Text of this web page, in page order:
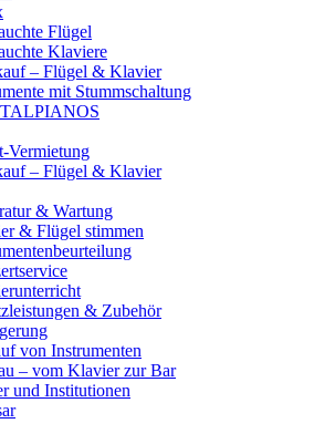
Flügel
Klaviere
– Flügel & Klavier
mit Stummschaltung
Vermietung
– Flügel & Klavier
& Wartung
& Flügel stimmen
& Zubehör
von Instrumenten
– vom Klavier zur Bar
und Institutionen